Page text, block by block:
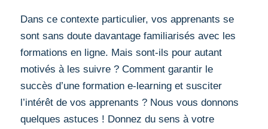
Dans ce contexte particulier, vos apprenants se
sont sans doute davantage familiarisés avec les
formations en ligne. Mais sont-ils pour autant
motivés à les suivre ? Comment garantir le
succès d’une formation e-learning et susciter
l’intérêt de vos apprenants ? Nous vous donnons
quelques astuces ! Donnez du sens à votre